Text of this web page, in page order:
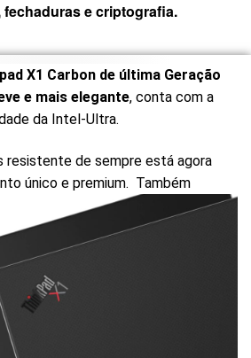
e criptografia.
X1 Carbon de última Geração
e mais elegante, conta com a
da Intel-Ultra.
resistente de sempre está agora
único e premium. Também